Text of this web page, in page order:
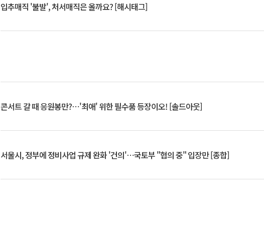
입추매직 '불발', 처서매직은 올까요? [해시태그]
콘서트 갈 때 응원봉만?⋯'최애' 위한 필수품 등장이오! [솔드아웃]
서울시, 정부에 정비사업 규제 완화 '건의'⋯국토부 "협의 중" 입장만 [종합]